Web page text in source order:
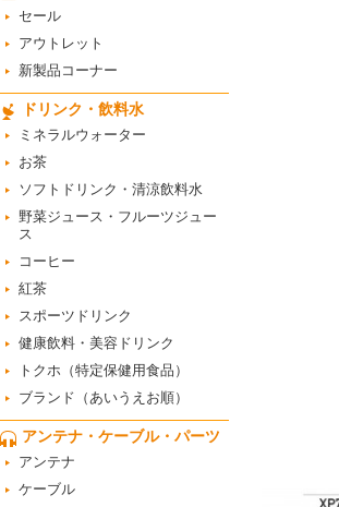
セール
アウトレット
新製品コーナー
ドリンク・飲料水
ミネラルウォーター
お茶
ソフトドリンク・清涼飲料水
野菜ジュース・フルーツジュー
ス
コーヒー
紅茶
スポーツドリンク
健康飲料・美容ドリンク
トクホ（特定保健用食品）
ブランド（あいうえお順）
アンテナ・ケーブル・パーツ
アンテナ
ケーブル